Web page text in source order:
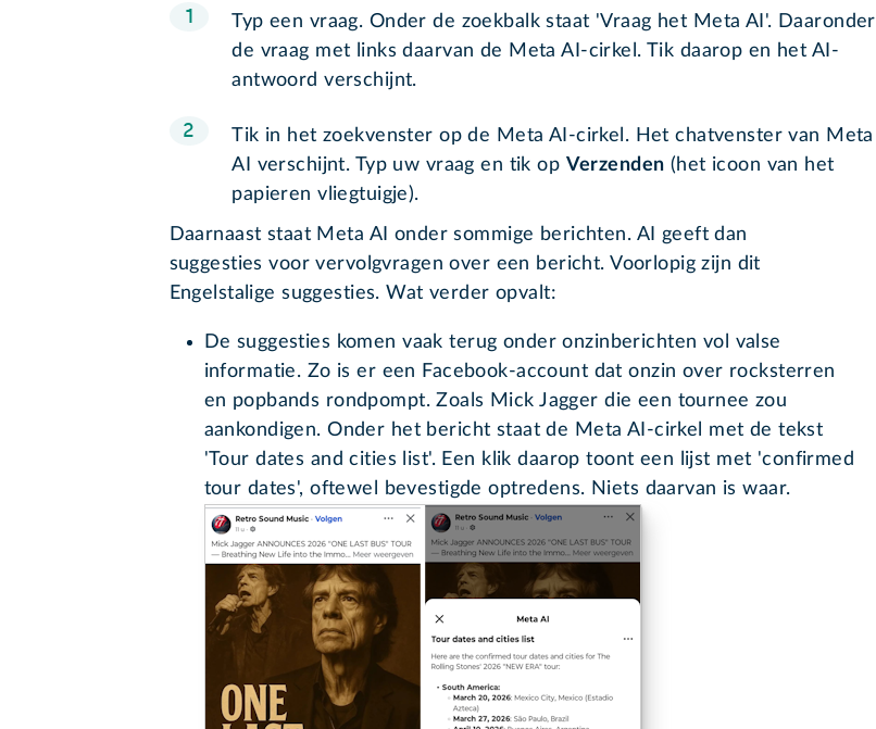
Typ een vraag. Onder de zoekbalk staat 'Vraag het Meta AI'. Daaronder
de vraag met links daarvan de Meta AI-cirkel. Tik daarop en het AI-
antwoord verschijnt.
Tik in het zoekvenster op de Meta AI-cirkel. Het chatvenster van Meta
AI verschijnt. Typ uw vraag en tik op Verzenden (het icoon van het
papieren vliegtuigje).
Daarnaast staat Meta AI onder sommige berichten. AI geeft dan
suggesties voor vervolgvragen over een bericht. Voorlopig zijn dit
Engelstalige suggesties. Wat verder opvalt:
De suggesties komen vaak terug onder onzinberichten vol valse
informatie. Zo is er een Facebook-account dat onzin over rocksterren
en popbands rondpompt. Zoals Mick Jagger die een tournee zou
aankondigen. Onder het bericht staat de Meta AI-cirkel met de tekst
'Tour dates and cities list'. Een klik daarop toont een lijst met 'confirmed
tour dates', oftewel bevestigde optredens. Niets daarvan is waar.